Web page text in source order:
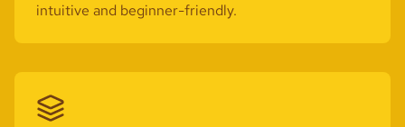
intuitive and beginner-friendly.